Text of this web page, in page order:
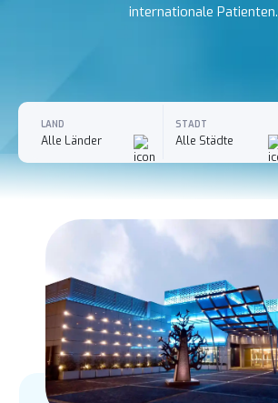
internationale Patienten.
LAND
Alle Länder
STADT
Alle Städte